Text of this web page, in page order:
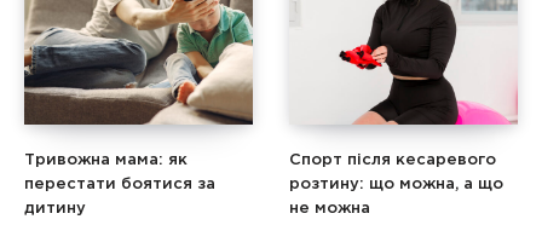
Тривожна мама: як
перестати боятися за
дитину
Спорт після кесаревого
розтину: що можна, а що
не можна